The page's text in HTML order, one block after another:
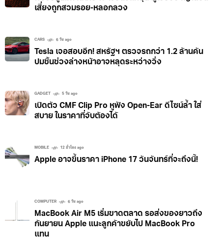
เสี่ยงถูกสวมรอย-หลอกลวง
CARS 6 วัน ago
Tesla เจอสอบอีก! สหรัฐฯ ตรวจรถกว่า 1.2 ล้านคัน
ปมชิ้นช่วงล่างหน้าอาจหลุดระหว่างวิ่ง
GADGET 5 วัน ago
เปิดตัว CMF Clip Pro หูฟัง Open-Ear ดีไซน์ล้ำ ใส่
สบาย ในราคาที่จับต้องได้
MOBILE 12 ชั่วโมง ago
Apple อาจขึ้นราคา iPhone 17 วันจันทร์ที่จะถึงนี้!
COMPUTER 6 วัน ago
MacBook Air M5 เริ่มขาดตลาด รอส่งของยาวถึง
กันยายน Apple แนะลูกค้าขยับไป MacBook Pro
แทน